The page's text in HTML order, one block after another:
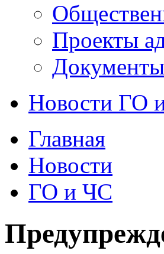
Проекты
Новости ГО
Главная
Новости
ГО и ЧС